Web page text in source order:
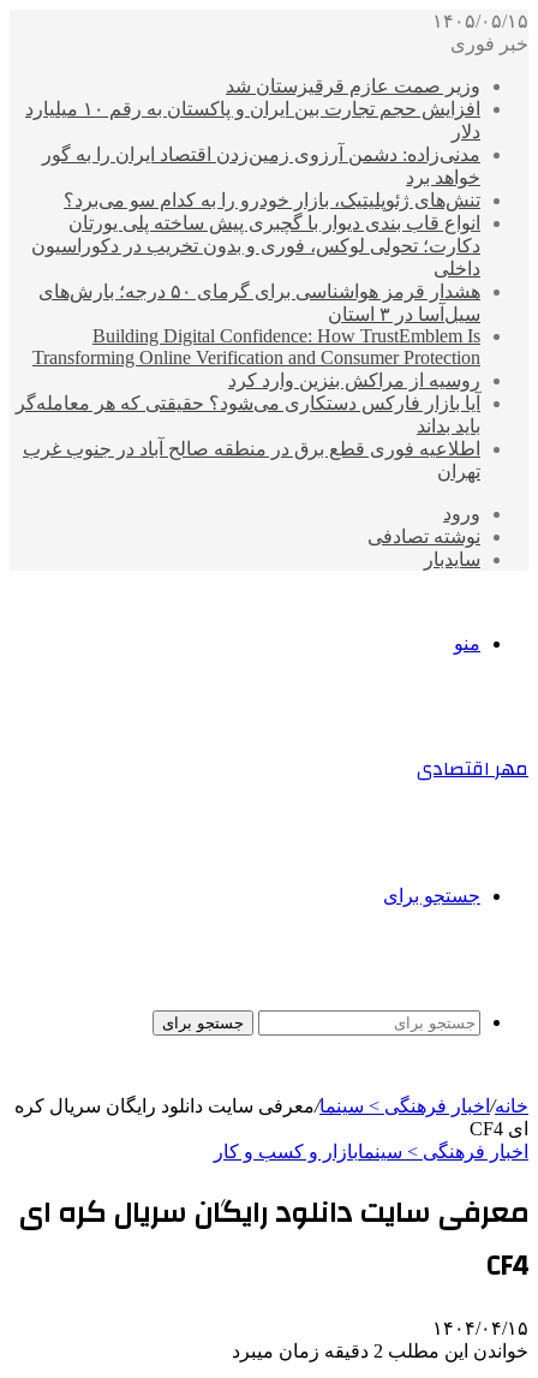
۱۴۰۵/۰۵/۱۵
خبر فوری
وزیر صمت عازم قرقیزستان شد
افزایش حجم تجارت بین ایران و پاکستان به رقم ۱۰ میلیارد
دلار
مدنی‌زاده: دشمن آرزوی زمین‌زدن اقتصاد ایران را به گور
خواهد برد
تنش‌های ژئوپلیتیک، بازار خودرو را به کدام سو می‌برد؟
انواع قاب بندی دیوار با گچبری پیش ساخته پلی یورتان
دکارت؛ تحولی لوکس، فوری و بدون تخریب در دکوراسیون
داخلی
هشدار قرمز هواشناسی برای گرمای ۵۰ درجه؛ بارش‌های
سیل‌آسا در ۳ استان
Building Digital Confidence: How TrustEmblem Is
Transforming Online Verification and Consumer Protection
روسیه از مراکش بنزین وارد کرد
آیا بازار فارکس دستکاری می‌شود؟ حقیقتی که هر معامله‌گر
باید بداند
اطلاعیه فوری قطع برق در منطقه صالح آباد در جنوب غرب
تهران
ورود
نوشته تصادفی
سایدبار
منو
مهر اقتصادی
جستجو برای
جستجو برای
خانه/ اخبار فرهنگی > سینما/معرفی سایت دانلود رایگان سریال کره
ای CF4
اخبار فرهنگی > سینمابازار و کسب و کار
معرفی سایت دانلود رایگان سریال کره ای
CF4
۱۴۰۴/۰۴/۱۵
خواندن این مطلب 2 دقیقه زمان میبرد